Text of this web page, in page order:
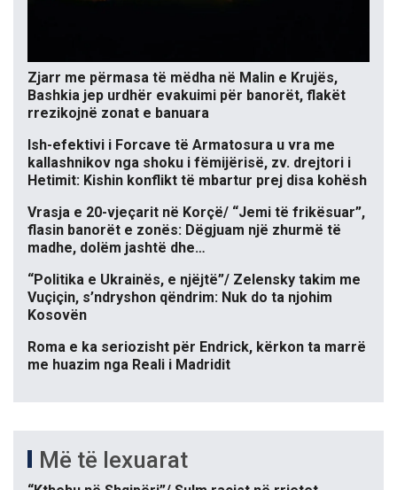
Zjarr me përmasa të mëdha në Malin e Krujës,
Bashkia jep urdhër evakuimi për banorët, flakët
rrezikojnë zonat e banuara
Ish-efektivi i Forcave të Armatosura u vra me
kallashnikov nga shoku i fëmijërisë, zv. drejtori i
Hetimit: Kishin konflikt të mbartur prej disa kohësh
Vrasja e 20-vjeçarit në Korçë/ “Jemi të frikësuar”,
flasin banorët e zonës: Dëgjuam një zhurmë të
madhe, dolëm jashtë dhe…
“Politika e Ukrainës, e njëjtë”/ Zelensky takim me
Vuçiçin, s’ndryshon qëndrim: Nuk do ta njohim
Kosovën
Roma e ka seriozisht për Endrick, kërkon ta marrë
me huazim nga Reali i Madridit
Më të lexuarat